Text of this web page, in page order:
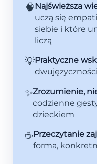
🧠Najświeższa
uczą się
siebie i które
liczą
💡Praktyczne
✨Zrozumienie,
codzienne
dzieckiem
☕Przeczytanie
forma,